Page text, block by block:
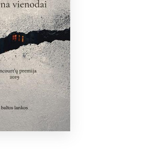
+370 667 80 541
info@elvislab.lt